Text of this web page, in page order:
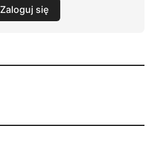
Zaloguj się